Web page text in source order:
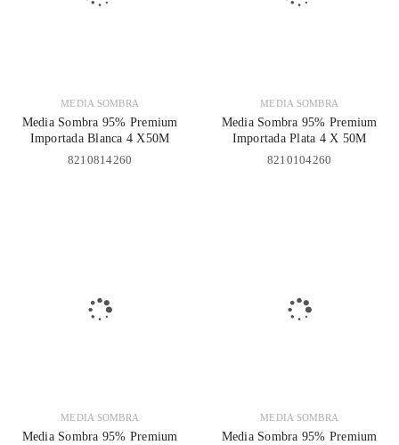
MEDIA SOMBRA
Media Sombra 95% Premium
Importada Blanca 4 X50M
8210814260
MEDIA SOMBRA
Media Sombra 95% Premium
Importada Plata 4 X 50M
8210104260
MEDIA SOMBRA
Media Sombra 95% Premium
MEDIA SOMBRA
Media Sombra 95% Premium